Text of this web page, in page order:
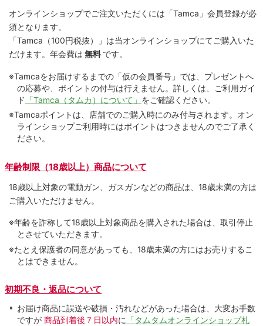
オンラインショップでご注⽂いただくには「Tamca」会員登録が必
須となります。
「Tamca （100円税抜）
」は当オンラインショップにてご購⼊いた
だけます。 年会費は 無料 です。
※Tamcaをお届けするまでの「仮の会員番号」では、プレゼントへ
の応募や、ポイントの付与は⾏えません。詳しくは、ご利⽤ガイ
ド 「Tamca（タムカ）について」 をご確認ください。
※Tamcaポイントは、店舗でのご購⼊時にのみ付与されます。オン
ラインショップご利用時にはポイントはつきませんのでご了承く
ださい。
年齢制限（18歳以上）商品について
18歳以上対象の電動ガン、ガスガンなどの商品は、18歳未満の方は
ご購入いただけません。
※年齢を詐称して18歳以上対象商品を購入された場合は、取引停止
とさせていただきます。
※たとえ保護者の同意があっても、18歳未満の方にはお売りするこ
とはできません。
初期不良・返品について
お届け商品に誤送や破損・汚れなどがあった場合は、大変お手数
ですが 商品到着後７日以内に 「タムタムオンラインショップ札